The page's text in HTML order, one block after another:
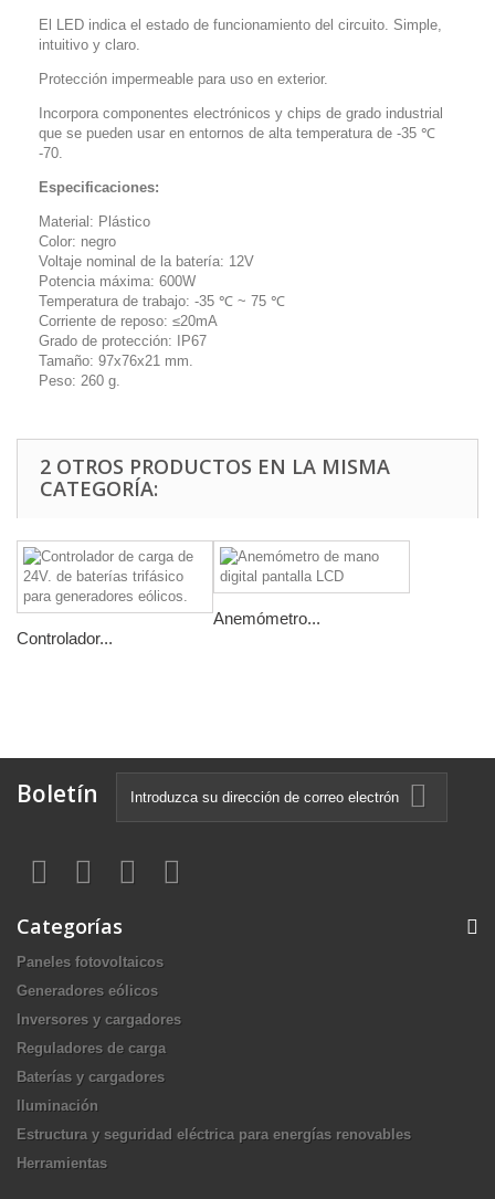
El LED indica el estado de funcionamiento del circuito. Simple,
intuitivo y claro.
Protección impermeable para uso en exterior.
Incorpora componentes electrónicos y chips de grado industrial
que se pueden usar en entornos de alta temperatura de -35 ℃
-70.
Especificaciones:
Material: Plástico
Color: negro
Voltaje nominal de la batería: 12V
Potencia máxima: 600W
Temperatura de trabajo: -35 ℃ ~ 75 ℃
Corriente de reposo: ≤20mA
Grado de protección: IP67
Tamaño: 97x76x21 mm.
Peso: 260 g.
2 OTROS PRODUCTOS EN LA MISMA
CATEGORÍA:
Controlador...
Anemómetro...
Boletín
Categorías
Paneles fotovoltaicos
Generadores eólicos
Inversores y cargadores
Reguladores de carga
Baterías y cargadores
Iluminación
Estructura y seguridad eléctrica para energías renovables
Herramientas